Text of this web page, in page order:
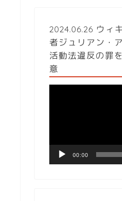
2024.06.26 ウィ
者ジュリアン・
活動法違反の罪
意
ヤ
00:00